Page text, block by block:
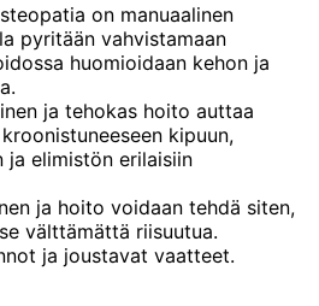
on manuaalinen
pyritään vahvistamaan
huomioidaan kehon ja
ja tehokas hoito auttaa
kipuun,
ja elimistön erilaisiin
ja hoito voidaan tehdä siten,
välttämättä riisuutua.
ja joustavat vaatteet.